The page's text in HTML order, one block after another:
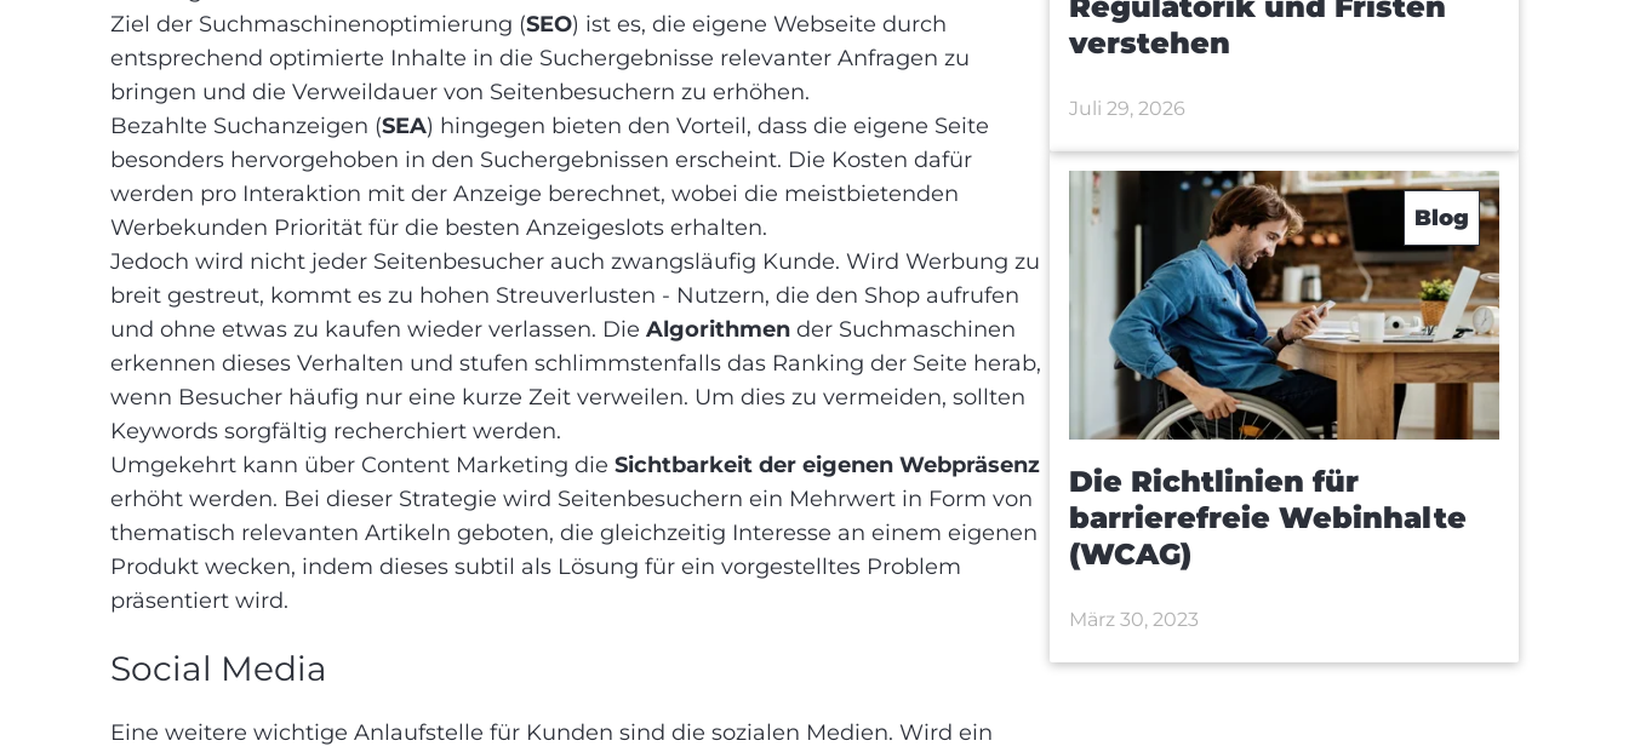
Ziel der Suchmaschinenoptimierung (SEO) ist es, die eigene Webseite durch
entsprechend optimierte Inhalte in die Suchergebnisse relevanter Anfragen zu
bringen und die Verweildauer von Seitenbesuchern zu erhöhen.
Bezahlte Suchanzeigen (SEA) hingegen bieten den Vorteil, dass die eigene Seite
besonders hervorgehoben in den Suchergebnissen erscheint. Die Kosten dafür
werden pro Interaktion mit der Anzeige berechnet, wobei die meistbietenden
Werbekunden Priorität für die besten Anzeigeslots erhalten.
Jedoch wird nicht jeder Seitenbesucher auch zwangsläufig Kunde. Wird Werbung zu
breit gestreut, kommt es zu hohen Streuverlusten - Nutzern, die den Shop aufrufen
und ohne etwas zu kaufen wieder verlassen. DieAlgorithmender Suchmaschinen
erkennen dieses Verhalten und stufen schlimmstenfalls das Ranking der Seite herab,
wenn Besucher häufig nur eine kurze Zeit verweilen. Um dies zu vermeiden, sollten
Keywords sorgfältig recherchiert werden.
Umgekehrt kann über Content Marketing dieSichtbarkeit der eigenen Webpräsenz
erhöht werden. Bei dieser Strategie wird Seitenbesuchern ein Mehrwert in Form von
thematisch relevanten Artikeln geboten, die gleichzeitig Interesse an einem eigenen
Produkt wecken, indem dieses subtil als Lösung für ein vorgestelltes Problem
präsentiert wird.
Social Media
Eine weitere wichtige Anlaufstelle für Kunden sind die sozialen Medien. Wird ein
verstehen
Juli 29, 2026
Blog
Die Richtlinien für
barrierefreie Webinhalte
(WCAG)
März 30, 2023